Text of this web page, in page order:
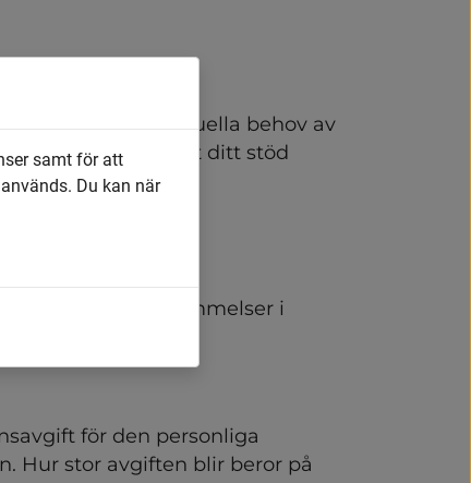
alltid vara ditt aktuella behov av
så pass att ditt stöd
stöd, kontakta
enligt bestämmelser i
för den personliga
Hur stor avgiften blir beror på
samt för att
Du kan när